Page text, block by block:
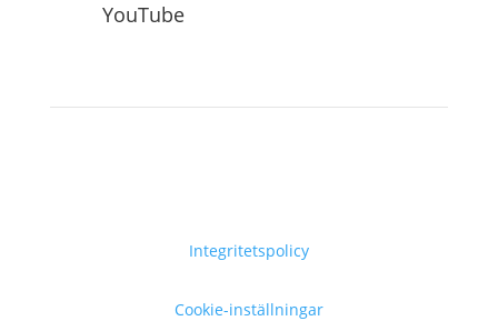
YouTube
Integritetspolicy
Cookie-inställningar